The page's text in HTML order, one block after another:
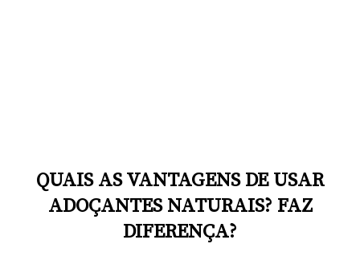
QUAIS AS VANTAGENS DE USAR
ADOÇANTES NATURAIS? FAZ
DIFERENÇA?